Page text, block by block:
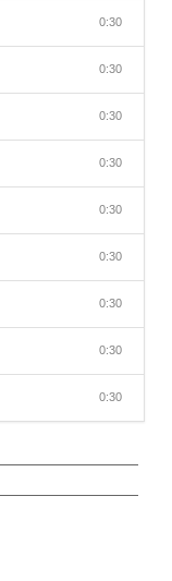
0:30
0:30
0:30
0:30
0:30
0:30
0:30
0:30
0:30